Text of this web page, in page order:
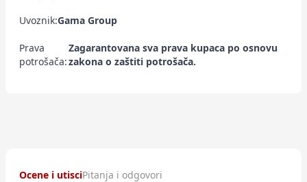
Uvoznik:Gama Group
Prava
potrošača:
Zagarantovana sva prava kupaca po osnovu
zakona o zaštiti potrošača.
Ocene i utisciPitanja i odgovori